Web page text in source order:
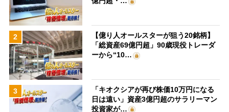
2
【億り人オールスターが狙う20銘柄】
「総資産69億円超」90歳現役トレーダ
ーから“10…
3
「キオクシアが再び株価10万円になる
日は遠い」資産3億円超のサラリーマン
投資家が…